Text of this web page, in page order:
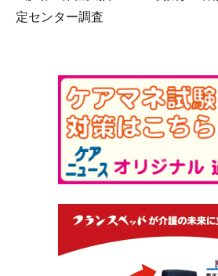
定センター調査